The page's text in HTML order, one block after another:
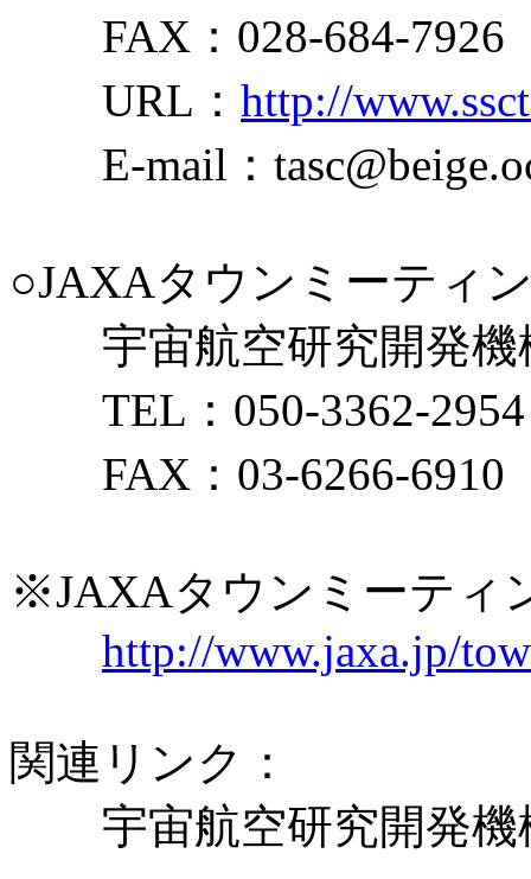
FAX：028-684-7926
URL： http://
E-mail：
○JAXAタウンミーティ
宇宙航空研究開発機
TEL：050-3362-2954
FAX：03-6266-6910
※JAXAタウンミーティ
http://www.jaxa.jp/
関連リンク：
宇宙航空研究開発